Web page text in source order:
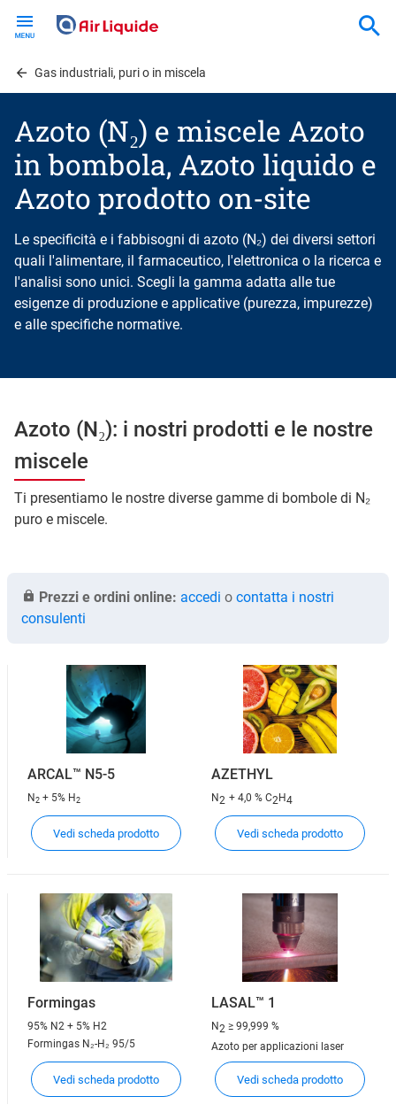
contentGas industriali, puri o in miscela
Azoto (N₂) e miscele Azoto
in bombola, Azoto liquido e
Azoto prodotto on-site
Le specificità e i fabbisogni di azoto (N₂) dei diversi settori
quali l'alimentare, il farmaceutico, l'elettronica o la ricerca e
l'analisi sono unici. Scegli la gamma adatta alle tue
esigenze di produzione e applicative (purezza, impurezze)
e alle specifiche normative.
Azoto (N₂): i nostri prodotti e le nostre
miscele
Ti presentiamo le nostre diverse gamme di bombole di N₂
puro e miscele.
Prezzi e ordini online: accedi o contatta i nostri
consulenti
ARCAL™ N5-5
N 2 + 5% H 2
Vedi scheda prodotto
AZETHYL
N2+ 4,0 % C2H4
Vedi scheda prodotto
Formingas
95% N2 + 5% H2
Formingas N₂-H₂ 95/5
Vedi scheda prodotto
LASAL™ 1
N2 ≥ 99,999 %
Azoto per applicazioni laser
Vedi scheda prodotto